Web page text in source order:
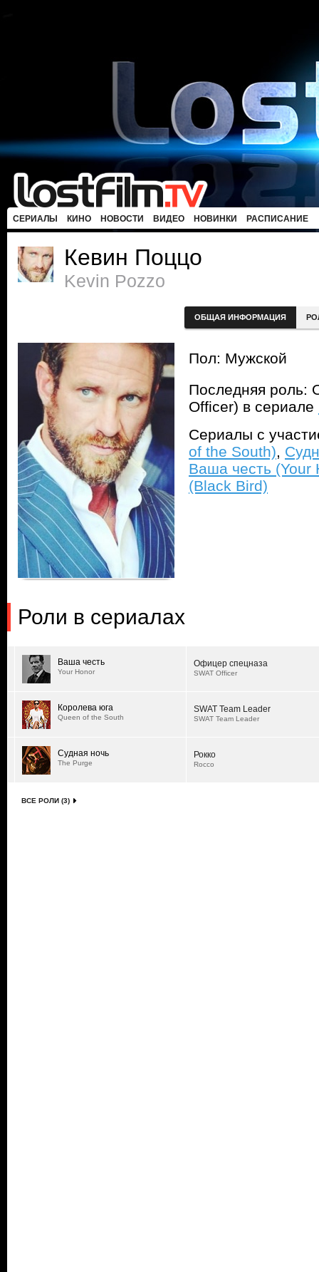
СЕРИАЛЫ КИНО НОВОСТИ ВИДЕО НОВИНКИ РАСПИСАНИЕ
Кевин Поццо
Kevin Pozzo
ОБЩАЯ ИНФОРМАЦИЯ
Пол: Мужской
Последняя роль:
Officer) в сериале
Сериалы с
of the South),
Ваша честь (Your
(Black Bird)
Роли в сериалах
Ваша честь
Your Honor
Офицер спецназа
SWAT Officer
Королева юга
Queen of the South
SWAT Team Leader
SWAT Team Leader
Судная ночь
The Purge
Рокко
Rocco
ВСЕ РОЛИ (3)